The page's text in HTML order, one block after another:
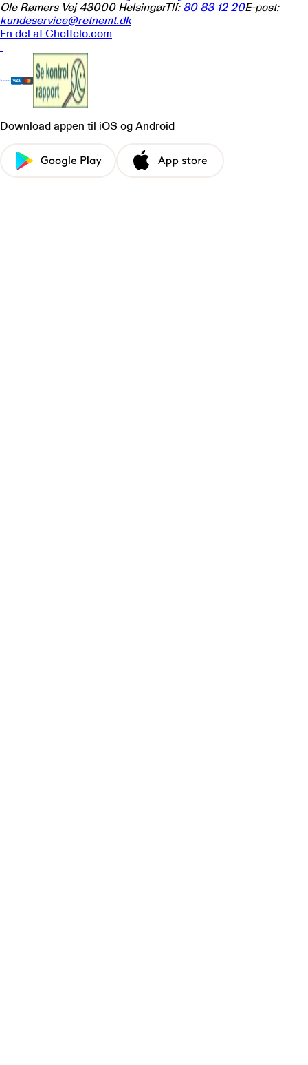
Ole Rømers Vej 43000 HelsingørTlf: 80 83 12 20E-post:
kundeservice@retnemt.dk
En del af Cheffelo.com
Download appen til iOS og Android